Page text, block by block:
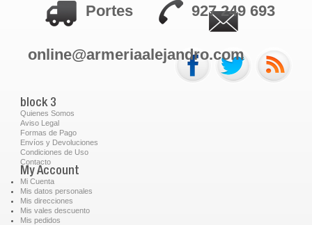
Portes 927 249 693
online@armeriaalejandro.com
block 3
Quienes Somos
Aviso Legal
Formas de Pago
Envíos y Devoluciones
Condiciones de Uso
Contacto
My Account
Mi Cuenta
Mis datos personales
Mis direcciones
Mis vales descuento
Mis pedidos